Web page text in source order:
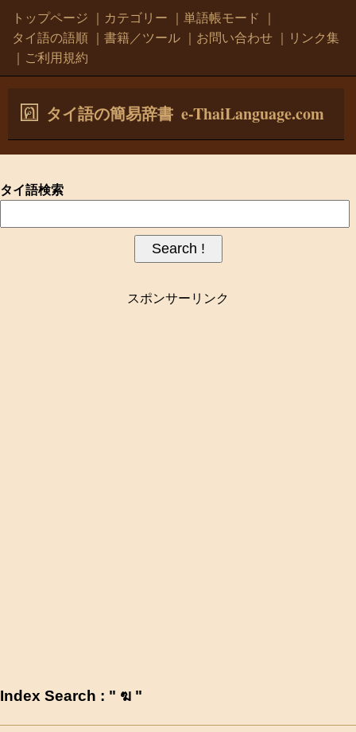
トップページ カテゴリー 単語帳モード
タイ語の語順
書籍／ツール お問い合わせ
リンク集
ご利用規約
タイ語の簡易辞書 e-ThaiLanguage.com
タイ語検索
スポンサーリンク
Index Search : " ฆ "